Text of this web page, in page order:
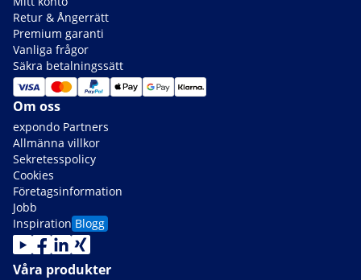
Retur & Ångerrätt
Premium garanti
Vanliga frågor
Säkra betalningssätt
Om oss
expondo Partners
Allmänna villkor
Sekretesspolicy
Cookies
Företagsinformation
Jobb
Inspiration Blogg
Våra produkter